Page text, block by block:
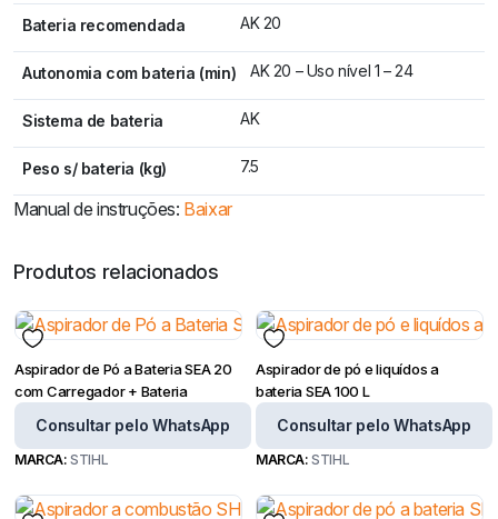
Bateria recomendada AK 20
Autonomia com bateria (min) AK 20 – Uso nível 1 – 24
Sistema de bateria AK
Peso s/ bateria (kg) 7.5
Manual de instruções: Baixar
Produtos relacionados
Aspirador de Pó a Bateria SEA 20
com Carregador + Bateria
Consultar pelo WhatsApp
MARCA:STIHL
Aspirador de pó e liquídos a
bateria SEA 100 L
Consultar pelo WhatsApp
MARCA:STIHL